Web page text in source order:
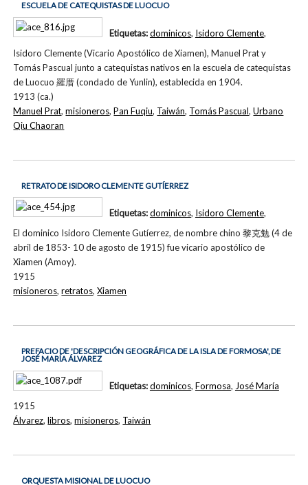
ESCUELA DE CATEQUISTAS DE LUOCUO
Isidoro Clemente (Vicario Apostólico de Xiamen), Manuel Prat y
Tomás Pascual junto a catequistas nativos en la escuela de catequistas
de Luocuo 羅厝 (condado de Yunlin), establecida en 1904.
1913 (ca.)
Etiquetas:dominicos, Isidoro Clemente,
Manuel Prat,misioneros,Pan Fuqiu, Taiwán, Tomás Pascual,Urbano
Qiu Chaoran
RETRATO DE ISIDORO CLEMENTE GUTÍERREZ
El dominico Isidoro Clemente Gutíerrez, de nombre chino 黎克勉 (4 de
abril de 1853- 10 de agosto de 1915) fue vicario apostólico de
Xiamen (Amoy).
1915
Etiquetas:dominicos, Isidoro Clemente,
misioneros,retratos,Xiamen
PREFACIO DE 'DESCRIPCIÓN GEOGRÁFICA DE LA ISLA DE FORMOSA', DE
JOSÉ MARÍA ÁLVAREZ
1915
Etiquetas:dominicos, Formosa, José María
Álvarez,libros,misioneros, Taiwán
ORQUESTA MISIONAL DE LUOCUO